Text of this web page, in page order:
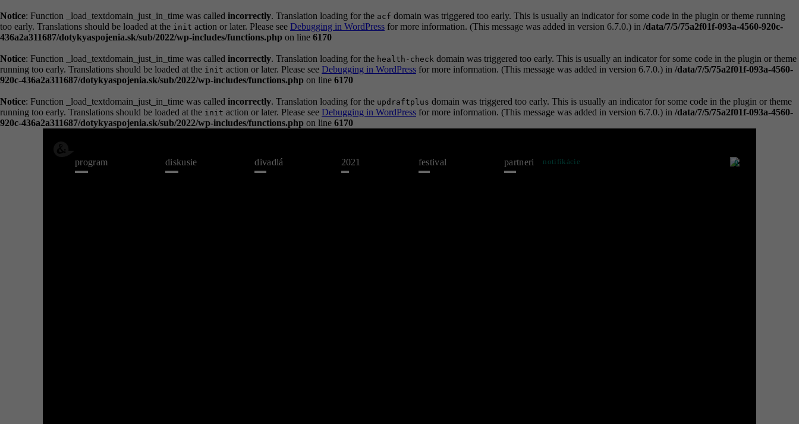
Notice: Function _load_textdomain_just_in_time was called incorrectly. Translation loading for the acf domain was triggered too early. This is usually an indicator for some code in the plugin or theme running
too early. Translations should be loaded at the init action or later. Please see Debugging in WordPress for more information. (This message was added in version 6.7.0.) in /data/7/5/75a2f01f-093a-4560-920c-
436a2a311687/dotykyaspojenia.sk/sub/2022/wp-includes/functions.php on line 6170
Notice: Function _load_textdomain_just_in_time was called incorrectly. Translation loading for the health-check domain was triggered too early. This is usually an indicator for some code in the plugin or theme
running too early. Translations should be loaded at the init action or later. Please see Debugging in WordPress for more information. (This message was added in version 6.7.0.) in /data/7/5/75a2f01f-093a-4560-
920c-436a2a311687/dotykyaspojenia.sk/sub/2022/wp-includes/functions.php on line 6170
Notice: Function _load_textdomain_just_in_time was called incorrectly. Translation loading for the updraftplus domain was triggered too early. This is usually an indicator for some code in the plugin or theme
running too early. Translations should be loaded at the init action or later. Please see Debugging in WordPress for more information. (This message was added in version 6.7.0.) in /data/7/5/75a2f01f-093a-4560-
920c-436a2a311687/dotykyaspojenia.sk/sub/2022/wp-includes/functions.php on line 6170
program diskusie divadlá 2021 festival partneri notifikácie 0